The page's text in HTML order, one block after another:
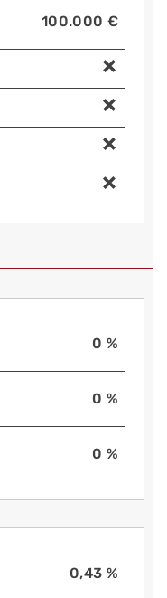
100.000 €
0 %
0 %
0 %
0,43 %